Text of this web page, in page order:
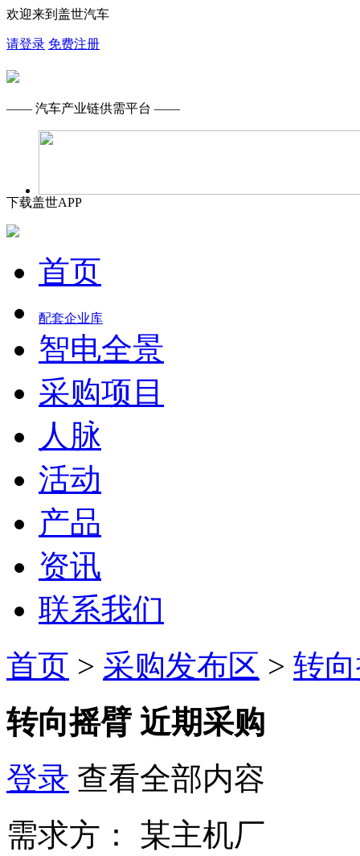
欢迎来到盖世汽车
请登录 免费注册
—— 汽车产业链供需平台 ——
下载盖世APP
首页
配套企业库
智电全景
采购项目
人脉
活动
产品
资讯
联系我们
首页 > 采购发布区 > 转
转向摇臂 近期采购
登录 查看全部内容
需求方：
某主机厂